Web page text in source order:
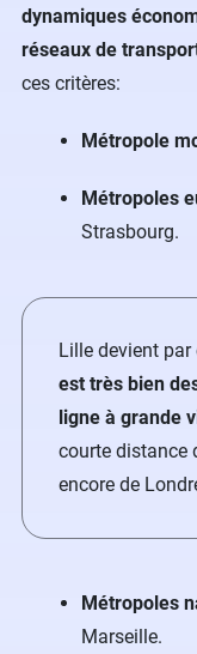
dynamiques
réseaux de
ces critères:
Métropole
Métropoles
Strasbourg.
Lille devient par
est très bien
ligne à grande
courte distance
encore de
Métropoles
Marseille.